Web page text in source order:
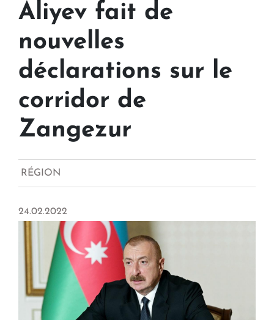
Aliyev fait de
nouvelles
déclarations sur le
corridor de
Zangezur
RÉGION
24.02.2022